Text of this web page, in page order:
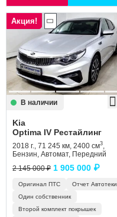
Акция!
В наличии
Kia
Optima IV Рестайлинг
2018 г., 71 245 км, 2400 см3,
Бензин, Автомат, Передний
2 145 000 ₽ 1 905 000 ₽
Оригинал ПТС
Отчет Автотеки
Один собственник
Второй комплект покрышек